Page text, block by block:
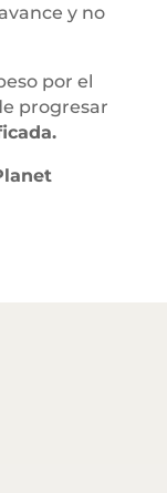
y no
por el
progresar